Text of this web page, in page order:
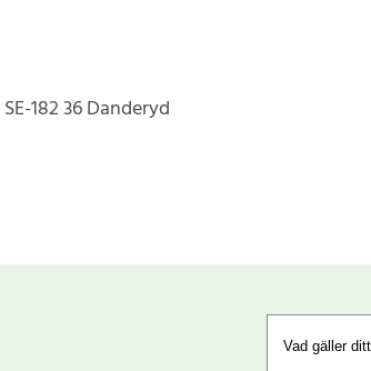
SE-182 36Danderyd